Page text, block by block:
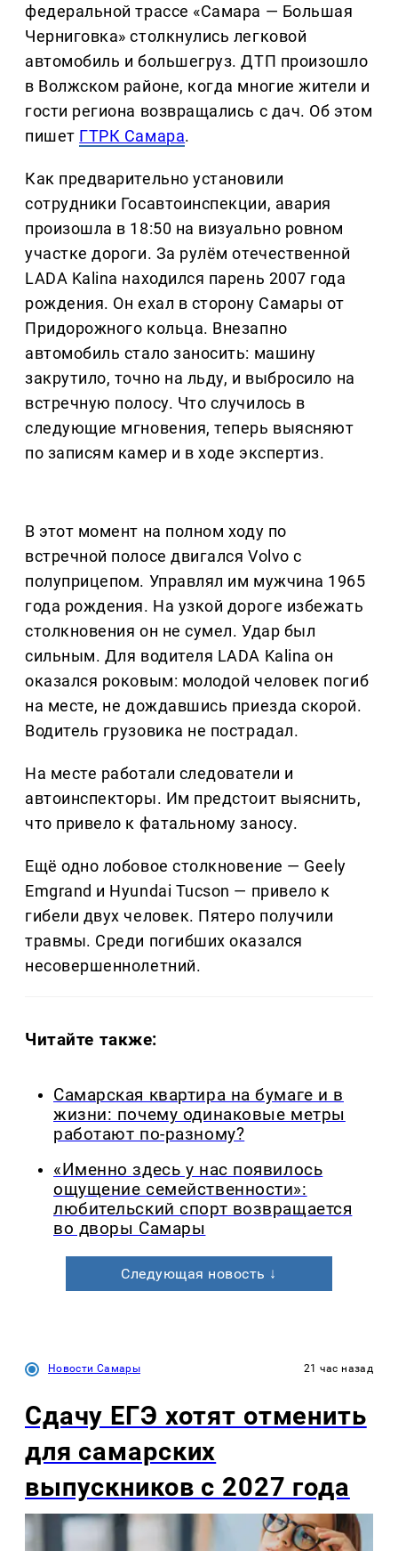
федеральной трассе «Самара — Большая
Черниговка» столкнулись легковой
автомобиль и большегруз. ДТП произошло
в Волжском районе, когда многие жители и
гости региона возвращались с дач. Об этом
пишет ГТРК Самара.
Как предварительно установили
сотрудники Госавтоинспекции, авария
произошла в 18:50 на визуально ровном
участке дороги. За рулём отечественной
LADA Kalina находился парень 2007 года
рождения. Он ехал в сторону Самары от
Придорожного кольца. Внезапно
автомобиль стало заносить: машину
закрутило, точно на льду, и выбросило на
встречную полосу. Что случилось в
следующие мгновения, теперь выясняют
по записям камер и в ходе экспертиз.
В этот момент на полном ходу по
встречной полосе двигался Volvo с
полуприцепом. Управлял им мужчина 1965
года рождения. На узкой дороге избежать
столкновения он не сумел. Удар был
сильным. Для водителя LADA Kalina он
оказался роковым: молодой человек погиб
на месте, не дождавшись приезда скорой.
Водитель грузовика не пострадал.
На месте работали следователи и
автоинспекторы. Им предстоит выяснить,
что привело к фатальному заносу.
Ещё одно лобовое столкновение — Geely
Emgrand и Hyundai Tucson — привело к
гибели двух человек. Пятеро получили
травмы. Среди погибших оказался
несовершеннолетний.
Читайте также:
Самарская квартира на бумаге и в
жизни: почему одинаковые метры
работают по-разному?
«Именно здесь у нас появилось
ощущение семейственности»:
любительский спорт возвращается
во дворы Самары
Следующая новость ↓
Новости Самары 21 час назад
Сдачу ЕГЭ хотят отменить
для самарских
выпускников с 2027 года